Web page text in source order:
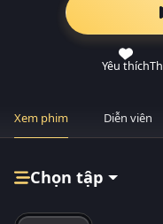
Yêu thích
Xem phim Diễn viên
Chọn tập